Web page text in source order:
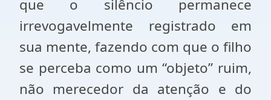
que o silêncio permanece
irrevogavelmente registrado em
sua mente, fazendo com que o filho
se perceba como um “objeto” ruim,
não merecedor da atenção e do